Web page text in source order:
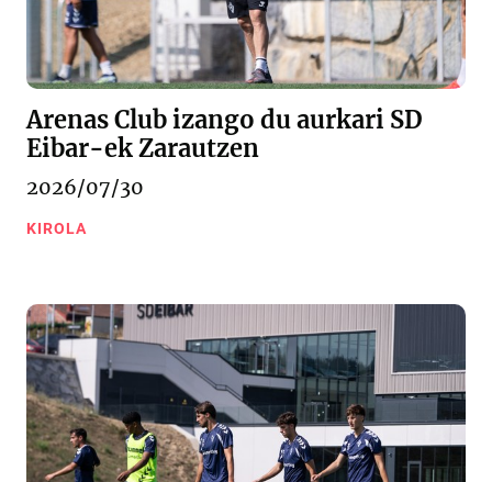
Arenas Club izango du aurkari SD
Eibar-ek Zarautzen
2026/07/30
KIROLA